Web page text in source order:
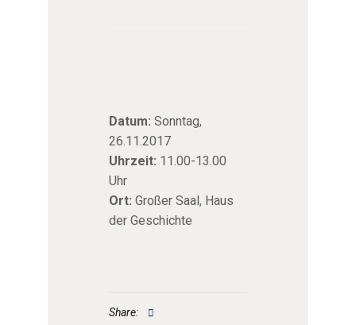
Datum: Sonntag,
26.11.2017
Uhrzeit: 11.00-13.00
Uhr
Ort: Großer Saal, Haus
der Geschichte
Share: